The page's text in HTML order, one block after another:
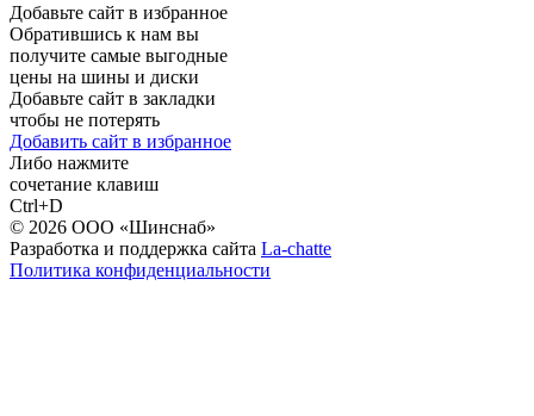
Добавьте сайт в избранное
Обратившись к нам вы
получите самые выгодные
цены на шины и диски
Добавьте сайт в закладки
чтобы не потерять
Добавить сайт в избранное
Либо нажмите
сочетание клавиш
Ctrl+D
© 2026 ООО «Шинснаб»
Разработка и поддержка сайта La-chatte
Политика конфиденциальности